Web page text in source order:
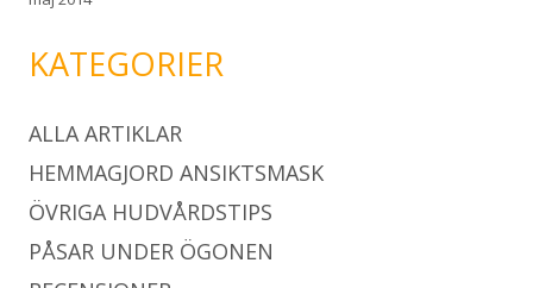
KATEGORIER
ALLA ARTIKLAR
HEMMAGJORD ANSIKTSMASK
ÖVRIGA HUDVÅRDSTIPS
PÅSAR UNDER ÖGONEN